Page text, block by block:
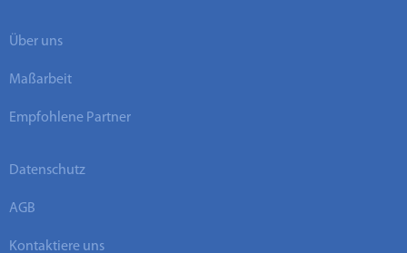
Über uns
Maßarbeit
Empfohlene Partner
Datenschutz
AGB
Kontaktiere uns